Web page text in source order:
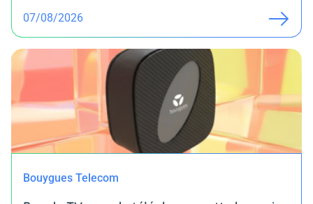
07/08/2026
Bouygues Telecom